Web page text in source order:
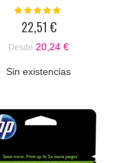
Valoración:
22,51 €
Desde 20,24 €
Sin existencias